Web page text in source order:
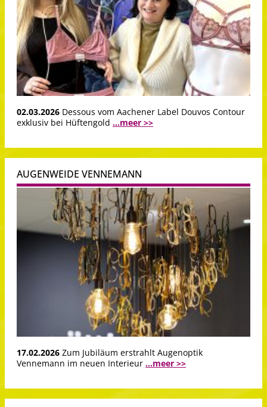
02.03.2026 Dessous vom Aachener Label Douvos Contour
exklusiv bei Hüftengold ...meer >>
AUGENWEIDE VENNEMANN
17.02.2026 Zum Jubiläum erstrahlt Augenoptik
Vennemann im neuen Interieur ...meer >>